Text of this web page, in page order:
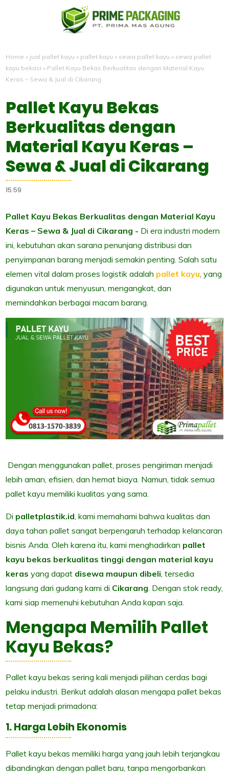
Home » jual pallet kayu » pallet kayu » sewa pallet kayu » sewa pallet
kayu bekasi » Pallet Kayu Bekas Berkualitas dengan Material Kayu
Keras – Sewa & Jual di Cikarang
Pallet Kayu Bekas
Berkualitas dengan
Material Kayu Keras –
Sewa & Jual di Cikarang
15.59
Pallet Kayu Bekas Berkualitas dengan Material Kayu
Keras – Sewa & Jual di Cikarang - Di era industri modern
ini, kebutuhan akan sarana penunjang distribusi dan
penyimpanan barang menjadi semakin penting. Salah satu
elemen vital dalam proses logistik adalah pallet kayu, yang
digunakan untuk menyusun, mengangkat, dan
memindahkan berbagai macam barang.
Dengan menggunakan pallet, proses pengiriman menjadi
lebih aman, efisien, dan hemat biaya. Namun, tidak semua
pallet kayu memiliki kualitas yang sama.
Di palletplastik.id , kami memahami bahwa kualitas dan
daya tahan pallet sangat berpengaruh terhadap kelancaran
bisnis Anda. Oleh karena itu, kami menghadirkan pallet
kayu bekas berkualitas tinggi dengan material kayu
keras yang dapat disewa maupun dibeli , tersedia
langsung dari gudang kami di Cikarang . Dengan stok ready,
kami siap memenuhi kebutuhan Anda kapan saja.
Mengapa Memilih Pallet
Kayu Bekas?
Pallet kayu bekas sering kali menjadi pilihan cerdas bagi
pelaku industri. Berikut adalah alasan mengapa pallet bekas
tetap menjadi primadona:
1. Harga Lebih Ekonomis
Pallet kayu bekas memiliki harga yang jauh lebih terjangkau
dibandingkan dengan pallet baru, tanpa mengorbankan